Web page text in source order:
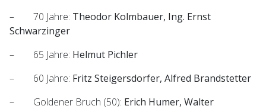
– 70 Jahre: Theodor Kolmbauer, Ing. Ernst
Schwarzinger
– 65 Jahre: Helmut Pichler
– 60 Jahre: Fritz Steigersdorfer, Alfred Brandstetter
– Goldener Bruch (50): Erich Humer, Walter